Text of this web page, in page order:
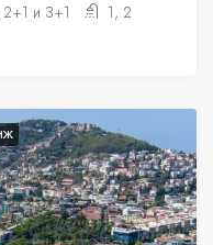
2+1 и 3+1
1, 2